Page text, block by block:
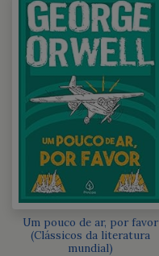
Um pouco de ar, por favor
(Clássicos da literatura
mundial)